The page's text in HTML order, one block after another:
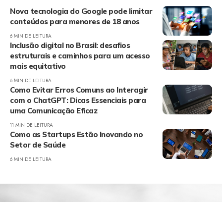
Nova tecnologia do Google pode limitar
conteúdos para menores de 18 anos
6 MIN DE LEITURA
Inclusão digital no Brasil: desafios
estruturais e caminhos para um acesso
mais equitativo
6 MIN DE LEITURA
Como Evitar Erros Comuns ao Interagir
com o ChatGPT: Dicas Essenciais para
uma Comunicação Eficaz
11 MIN DE LEITURA
Como as Startups Estão Inovando no
Setor de Saúde
6 MIN DE LEITURA